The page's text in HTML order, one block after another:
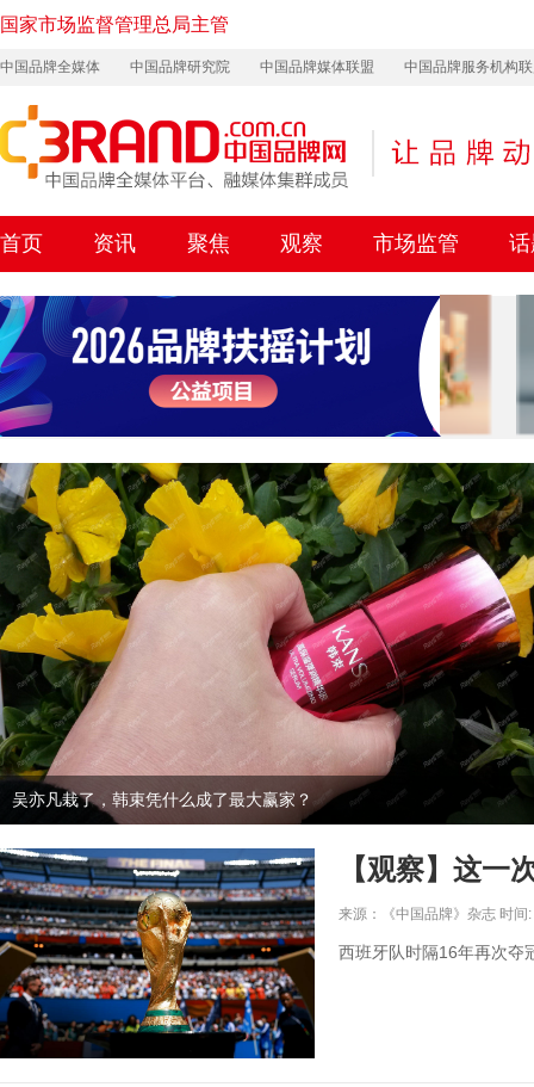
国家市场监督管理总局主管
中国品牌全媒体 中国品牌研究院 中国品牌媒体联盟 中国品牌服务机构
首页 资讯 聚焦 观察 市场监管
吴亦凡栽了，韩束凭什么成了最大赢家？
【观察】这一
来源：《中国品牌》杂志 时间
西班牙队时隔16年再次夺